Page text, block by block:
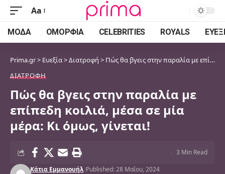
Font
Resizer
Aa
ΜΌΔΑ ΟΜΟΡΦΙΆ CELEBRITIES ROYALS
Prima.gr> Ευεξία>Διατροφή > Πώς θα βγεις στην παραλία με επίπεδη κοιλιά, μέσα σε μία μέρα: Κι όμως, γίνεται!
ΔΙΑΤΡΟΦΉ
Πώς θα βγεις στην παραλία με
επίπεδη κοιλιά, μέσα σε μία
μέρα: Κι όμως, γίνεται!
Κάτια Εμμανουήλ Published: 28 Μαΐου, 2024
3 Min Read